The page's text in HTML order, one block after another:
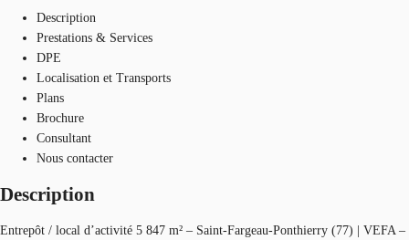
Description
Prestations & Services
DPE
Localisation et Transports
Plans
Brochure
Consultant
Nous contacter
Description
Entrepôt / local d’activité 5 847 m² – Saint-Fargeau-Ponthierry (77) | VEFA –